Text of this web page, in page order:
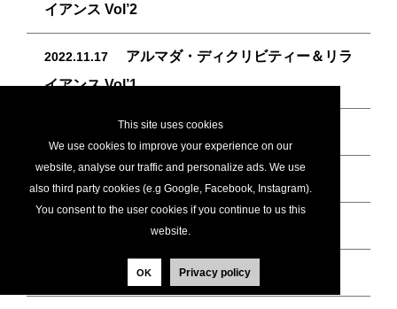
This site uses cookies
We use cookies to improve your experience on our
website, analyse our traffic and personalize ads. We use
also third party cookies (e.g Google, Facebook, Instagram).
You consent to the user cookies if you continue to us this
website.
Privacy policy
OK
イアンス Vol’2
2022.11.17
アルマダ・ディクリビティー＆リラ
イアンス Vol’1
アルマダ・ロケーターシリーズ
アルマダ・シグネチャーシリーズ
アルマダ・ゼロシリーズ